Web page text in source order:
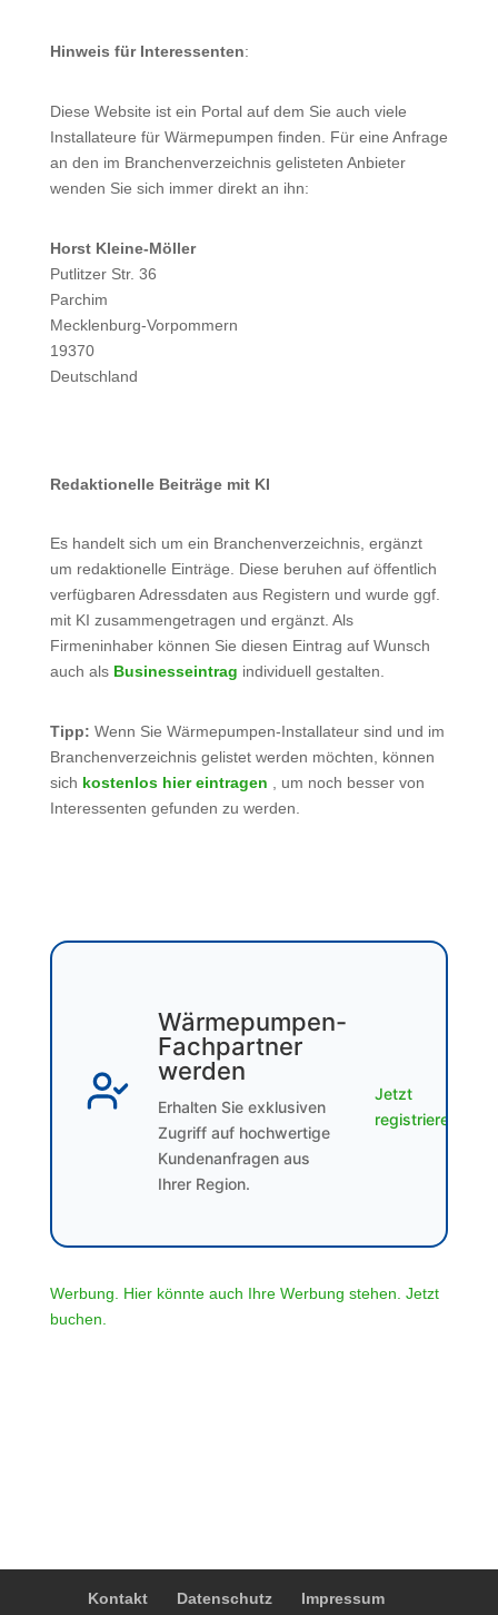
Hinweis für Interessenten:
Diese Website ist ein Portal auf dem Sie auch viele
Installateure für Wärmepumpen finden. Für eine Anfrage
an den im Branchenverzeichnis gelisteten Anbieter
wenden Sie sich immer direkt an ihn:
Horst Kleine-Möller
Putlitzer Str. 36
Parchim
Mecklenburg-Vorpommern
19370
Deutschland
Redaktionelle Beiträge mit KI
Es handelt sich um ein Branchenverzeichnis, ergänzt
um redaktionelle Einträge. Diese beruhen auf öffentlich
verfügbaren Adressdaten aus Registern und wurde ggf.
mit KI zusammengetragen und ergänzt. Als
Firmeninhaber können Sie diesen Eintrag auf Wunsch
auch als Businesseintrag individuell gestalten.
Tipp: Wenn Sie Wärmepumpen-Installateur sind und im
Branchenverzeichnis gelistet werden möchten, können
sich kostenlos hier eintragen , um noch besser von
Interessenten gefunden zu werden.
Wärmepumpen-
Fachpartner
werden
Erhalten Sie exklusiven
Zugriff auf hochwertige
Kundenanfragen aus
Ihrer Region.
Jetzt
registrieren
Werbung. Hier könnte auch Ihre Werbung stehen. Jetzt
buchen.
Kontakt Datenschutz
Impressum